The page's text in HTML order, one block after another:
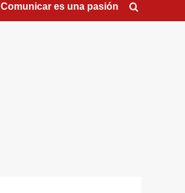
Comunicar es una pasión